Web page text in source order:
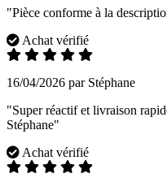
"Pièce conforme à la
Achat vérifié
16/04/2026 par Stéphane
"Super réactif et livraison
Stéphane"
Achat vérifié